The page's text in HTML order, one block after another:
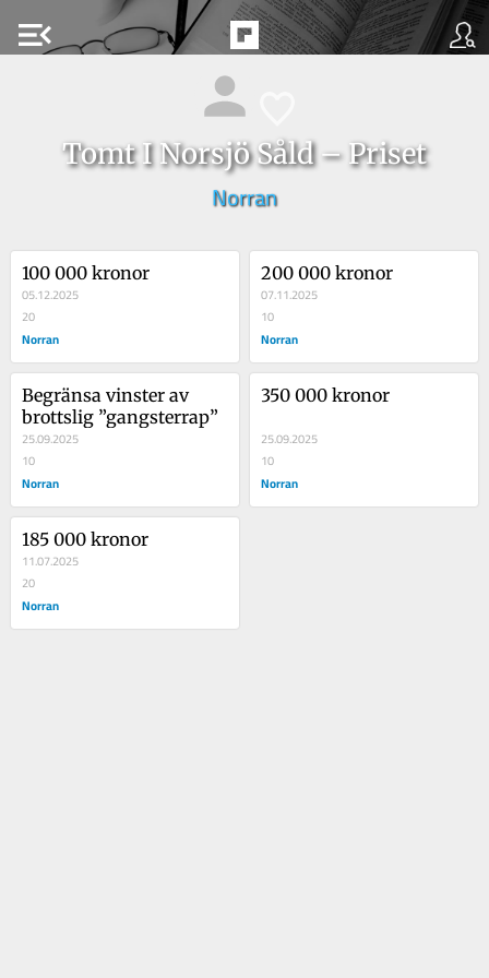
menu_open
Tomt I Norsjö Såld – Priset
Norran
100 000 kronor
05.12.2025
20
Norran
200 000 kronor
07.11.2025
10
Norran
Begränsa vinster av
brottslig ”gangsterrap”
25.09.2025
10
Norran
350 000 kronor
25.09.2025
10
Norran
185 000 kronor
11.07.2025
20
Norran